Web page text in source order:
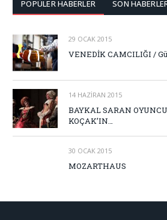
POPÜLER HABERLER SON
29 OCAK 2015
VENEDİK CAMCILIĞI /
14 HAZIRAN 2015
BAYKAL SARAN
KOÇAK’IN…
30 OCAK 2015
MOZARTHAUS